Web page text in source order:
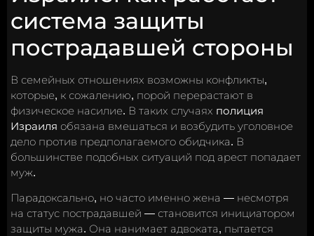
система защиты
пострадавшей стороны
В семейных отношениях возможны конфликты,
которые, к сожалению, порой перерастают в
физическое насилие. В таких случаях полиция
Израиля обязана вмешаться и возбудить уголовное
дело против предполагаемого обидчика. В
большинстве подобных ситуаций под арест попадает
муж.
Парадоксально, но часто именно жена — несмотря
на статус пострадавшей — становится инициатором
защиты мужа. Она нанимает адвоката, пытается